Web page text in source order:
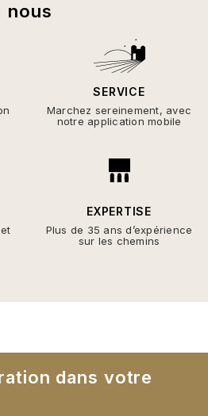
nous
SERVICE
Marchez sereinement, avec
notre application mobile
EXPERTISE
Plus de 35 ans d’expérience
sur les chemins
dans votre